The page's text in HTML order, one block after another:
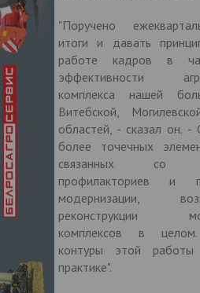
"Поручено
итоги и давать
работе кадров в
эффективности
комплекса нашей
Витебской,
областей, - сказал он. -
более точечных
связанных со
профилакториев и
модернизации,
реконструкции
комплексов в
контуры этой
практике".